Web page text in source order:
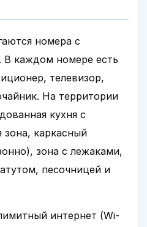
номера с
каждом номере есть
телевизор,
На территории
кухня с
зона, каркасный
зона с лежаками,
песочницей и
интернет (Wi-